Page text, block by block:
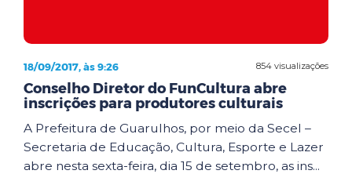
854 visualizações
18/09/2017, às 9:26
Conselho Diretor do FunCultura abre
inscrições para produtores culturais
A Prefeitura de Guarulhos, por meio da Secel –
Secretaria de Educação, Cultura, Esporte e Lazer
abre nesta sexta-feira, dia 15 de setembro, as ins...